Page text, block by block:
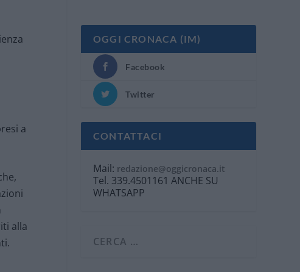
a
alla
OGGI CRONACA (IM)
Facebook
Twitter
CONTATTACI
Mail: redazione@oggicronaca.it
Tel. 339.4501161 ANCHE SU
WHATSAPP